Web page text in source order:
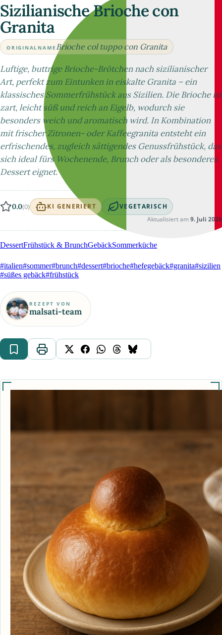
Sizilianische Brioche con
Granita
ORIGINALNAME Brioche col tuppo con Granita
Luftige, buttrige Brioche-Brötchen nach sizilianischer
Art, perfekt zum Eintunken in eiskalte Granita – ein
klassisches Sommerfrühstück aus Sizilien. Die Brioche ist
zart, leicht süß und reich an Eigelb, wodurch sie
besonders weich und aromatisch wird. In Kombination
mit frischer Zitronen- oder Kaffeegranita entsteht ein
erfrischendes, zugleich sättigendes Genussfrühstück, das
sich ideal fürs Wochenende, Brunch oder als besonderes
Dessert eignet.
0.0(0) KI GENERIERT VEGETARISCH
Aktualisiert am 9. Juli 2026
DessertFrühstück & BrunchGebäckSommerküche
#italien#sommer#brunch#dessert#brioche#hefegebäck#granita#sizilien
#süßes gebäck#frühstück
REZEPT VON
malsati-team